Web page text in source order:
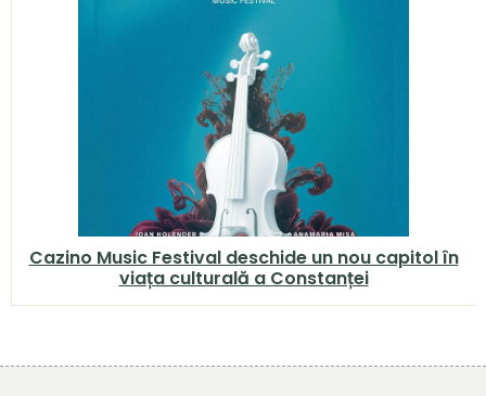
Cazino Music Festival deschide un nou capitol în
viața culturală a Constanței